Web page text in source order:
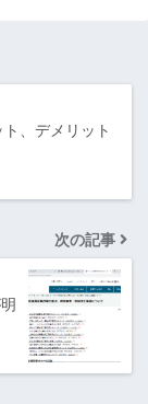
、デメリット
次の記事